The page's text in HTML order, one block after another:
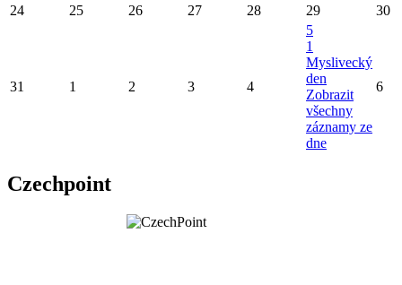
24 25 26 27 28 29 30
31 1 2 3 4
5
1
Myslivecký
den
Zobrazit
všechny
záznamy ze
dne
6
Czechpoint